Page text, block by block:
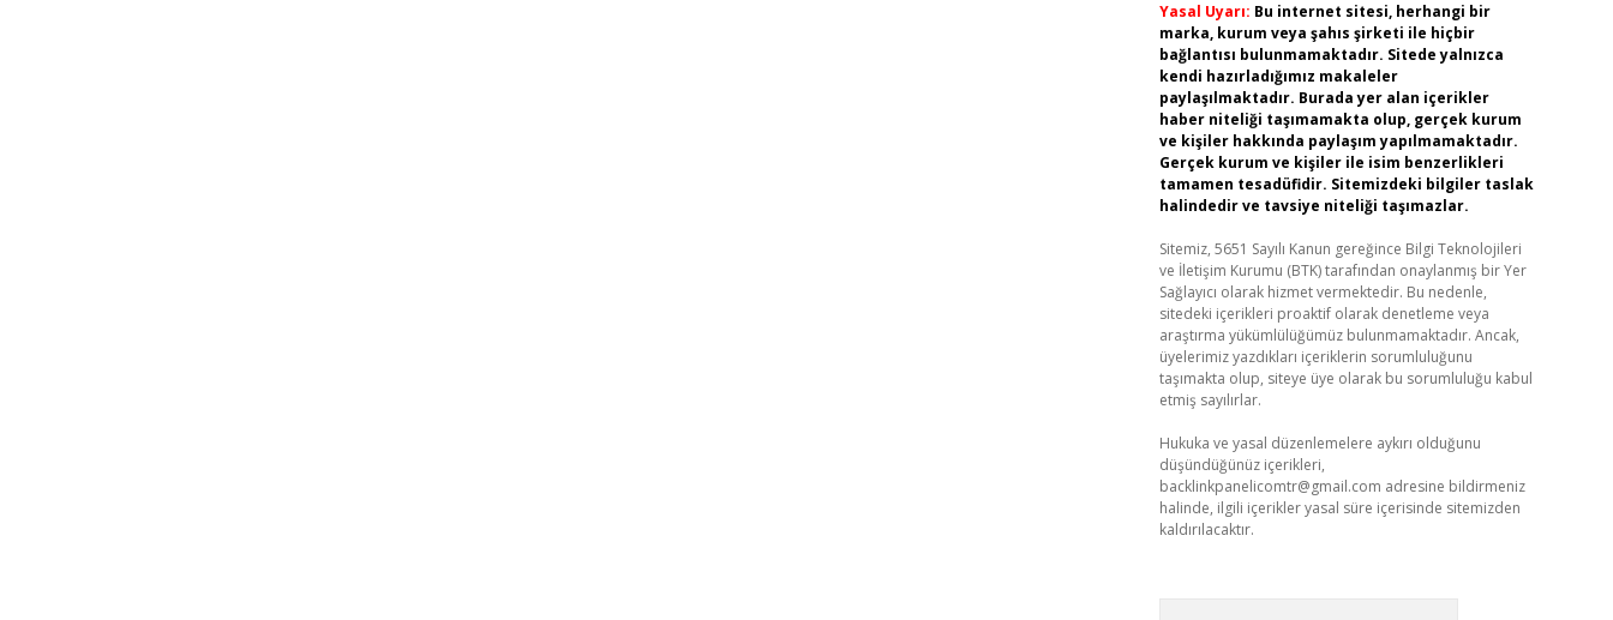
Yasal Uyarı: Bu internet sitesi, herhangi bir
marka, kurum veya şahıs şirketi ile hiçbir
bağlantısı bulunmamaktadır. Sitede yalnızca
kendi hazırladığımız makaleler
paylaşılmaktadır. Burada yer alan içerikler
haber niteliği taşımamakta olup, gerçek kurum
ve kişiler hakkında paylaşım yapılmamaktadır.
Gerçek kurum ve kişiler ile isim benzerlikleri
tamamen tesadüfidir. Sitemizdeki bilgiler taslak
halindedir ve tavsiye niteliği taşımazlar.
Sitemiz, 5651 Sayılı Kanun gereğince Bilgi Teknolojileri
ve İletişim Kurumu (BTK) tarafından onaylanmış bir Yer
Sağlayıcı olarak hizmet vermektedir. Bu nedenle,
sitedeki içerikleri proaktif olarak denetleme veya
araştırma yükümlülüğümüz bulunmamaktadır. Ancak,
üyelerimiz yazdıkları içeriklerin sorumluluğunu
taşımakta olup, siteye üye olarak bu sorumluluğu kabul
etmiş sayılırlar.
Hukuka ve yasal düzenlemelere aykırı olduğunu
düşündüğünüz içerikleri,
backlinkpanelicomtr@gmail.com adresine bildirmeniz
halinde, ilgili içerikler yasal süre içerisinde sitemizden
kaldırılacaktır.